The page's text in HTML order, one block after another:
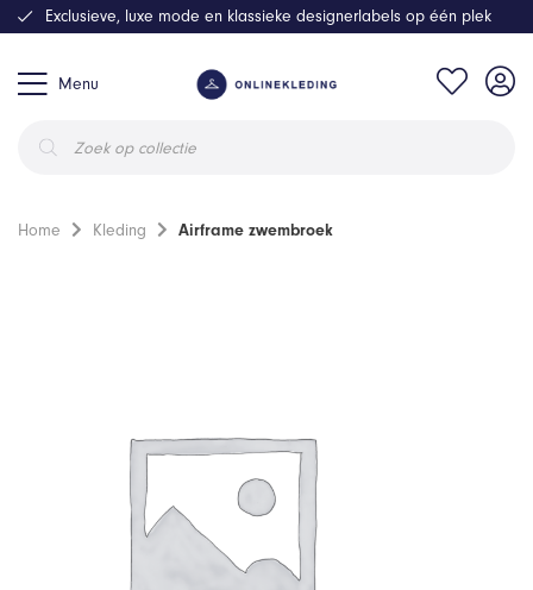
Menu
zoeken
Exclusieve, luxe mode en klassieke designerlabels op één plek
Home Kleding Airframe zwembroek